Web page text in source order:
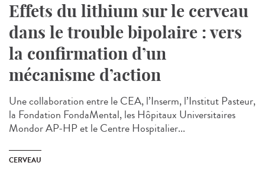
Effets du lithium sur le cerveau
dans le trouble bipolaire : vers
la confirmation d’un
mécanisme d’action
Une collaboration entre le CEA, l’Inserm, l’Institut Pasteur,
la Fondation FondaMental, les Hôpitaux Universitaires
Mondor AP-HP et le Centre Hospitalier...
CERVEAU